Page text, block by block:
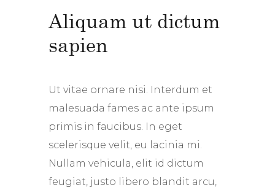
Aliquam ut dictum
sapien
Ut vitae ornare nisi. Interdum et
malesuada fames ac ante ipsum
primis in faucibus. In eget
scelerisque velit, eu lacinia mi.
Nullam vehicula, elit id dictum
feugiat, justo libero blandit arcu,